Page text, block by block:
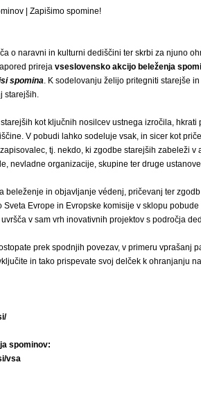
| Zapišimo spomine!
o naravni in kulturni dediščini ter skrbi za njuno
prireja vseslovensko akcijo beleženja
spomina. K sodelovanju želijo pritegniti starejše
starejših.
kot ključnih nosilcev ustnega izročila, hkrati
V pobudi lahko sodeluje vsak, in sicer kot
tj. nekdo, ki zgodbe starejših zabeleži v
nevladne organizacije, skupine ter druge
beleženje in objavljanje védenj, pričevanj ter
Evrope in Evropske komisije v sklopu
v sam vrh inovativnih projektov s področja
prek spodnjih povezav, v primeru vprašanj
in tako prispevate svoj delček k ohranjanju
spominov:
vsa